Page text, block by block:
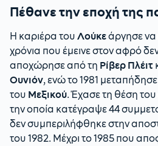
Πέθανε την εποχή της
Η καριέρα του Λούκεάργησε να
χρόνια που έμεινε στον αφρό
αποχώρησε από τη Ρίβερ Πλέιτ
Ουνιόν, ενώ το 1981
του Μεξικού. Έχασε τη θέση
την οποία κατέγραψε 44
δεν συμπεριλήφθηκε στην
του 1982. Μέχρι το 1985 που